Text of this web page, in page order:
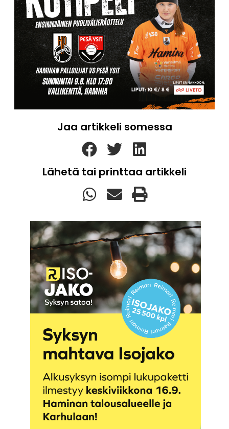
Jaa artikkeli somessa
Lähetä tai printtaa artikkeli